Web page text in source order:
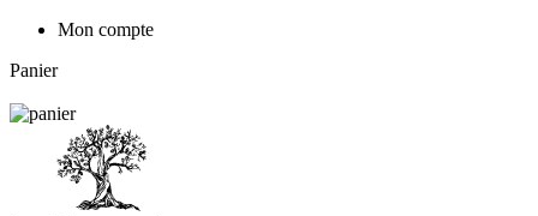
Mon compte
Panier